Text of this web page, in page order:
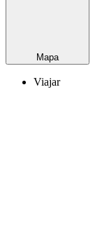
Mapa
Viajar